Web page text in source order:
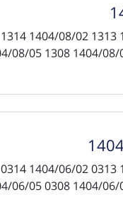
تاریخ پین 1404/08/01 1313 1404/08/02 1314
تاریخ پین 1404/06/01 0313 1404/06/02 0314